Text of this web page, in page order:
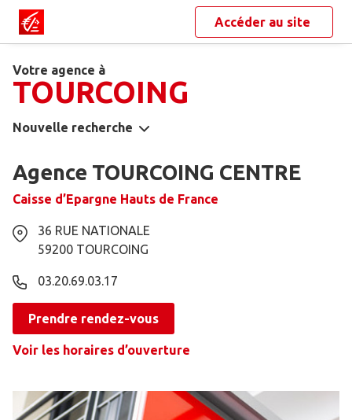
Accéder au site
Votre agence à
TOURCOING
Nouvelle recherche
Agence TOURCOING CENTRE
Caisse d’Epargne Hauts de France
36 RUE NATIONALE
59200 TOURCOING
03.20.69.03.17
Prendre rendez-vous
Voir les horaires d’ouverture